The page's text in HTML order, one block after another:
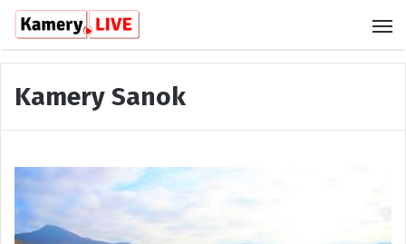
Kamery Sanok